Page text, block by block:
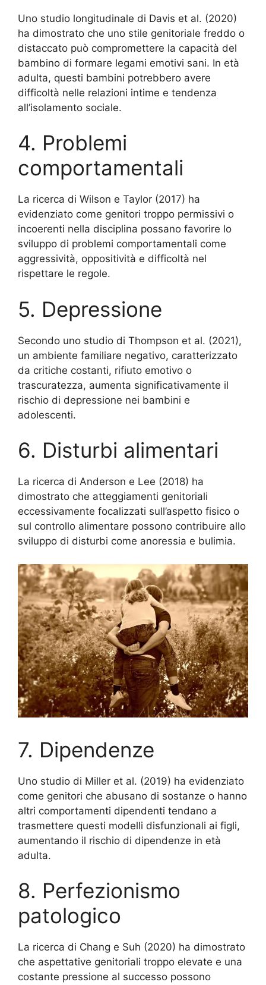
Uno studio longitudinale di Davis et al. (2020)
ha dimostrato che uno stile genitoriale freddo o
distaccato può compromettere la capacità del
bambino di formare legami emotivi sani. In età
adulta, questi bambini potrebbero avere
difficoltà nelle relazioni intime e tendenza
all’isolamento sociale.
4. Problemi
comportamentali
La ricerca di Wilson e Taylor (2017) ha
evidenziato come genitori troppo permissivi o
incoerenti nella disciplina possano favorire lo
sviluppo di problemi comportamentali come
aggressività, oppositività e difficoltà nel
rispettare le regole.
5. Depressione
Secondo uno studio di Thompson et al. (2021),
un ambiente familiare negativo, caratterizzato
da critiche costanti, rifiuto emotivo o
trascuratezza, aumenta significativamente il
rischio di depressione nei bambini e
adolescenti.
6. Disturbi alimentari
La ricerca di Anderson e Lee (2018) ha
dimostrato che atteggiamenti genitoriali
eccessivamente focalizzati sull’aspetto fisico o
sul controllo alimentare possono contribuire allo
sviluppo di disturbi come anoressia e bulimia.
7. Dipendenze
Uno studio di Miller et al. (2019) ha evidenziato
come genitori che abusano di sostanze o hanno
altri comportamenti dipendenti tendano a
trasmettere questi modelli disfunzionali ai figli,
aumentando il rischio di dipendenze in età
adulta.
8. Perfezionismo
patologico
La ricerca di Chang e Suh (2020) ha dimostrato
che aspettative genitoriali troppo elevate e una
costante pressione al successo possono